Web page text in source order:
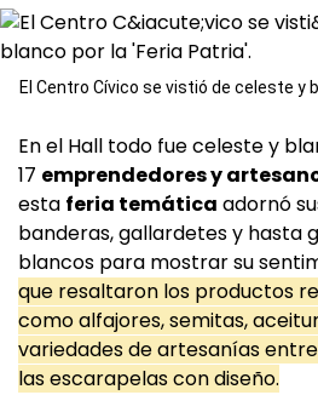
El Centro Cívico se vistió de celeste y
En el Hall todo fue celeste y
17 emprendedores y
esta feria temática adornó
banderas, gallardetes y hasta
blancos para mostrar su
que resaltaron los productos
como alfajores, semitas,
variedades de artesanías
las escarapelas con diseño.